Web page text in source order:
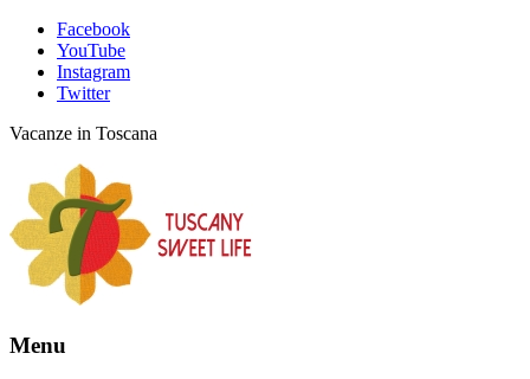
Facebook
YouTube
Instagram
Twitter
Vacanze in Toscana
Menu